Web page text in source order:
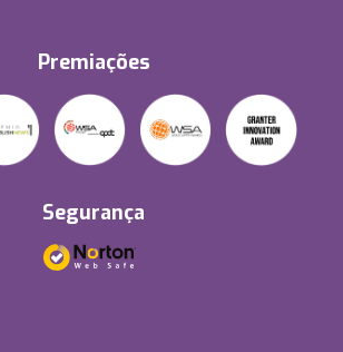
Premiações
Segurança